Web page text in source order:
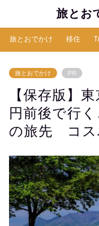
旅とお
旅とおでかけ 移住
旅とおでかけ PR
【保存版】
円前後で行
の旅先 コス